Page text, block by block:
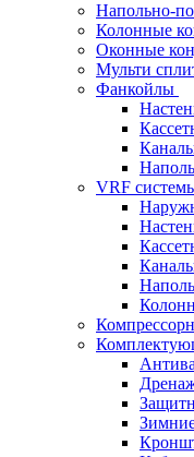
Напольно-
Колонные
Оконные
Мульти
Фанкойлы
VRF